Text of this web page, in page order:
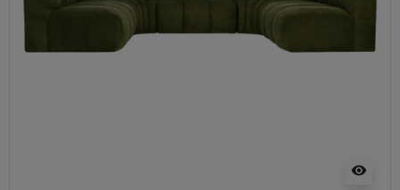
visibility